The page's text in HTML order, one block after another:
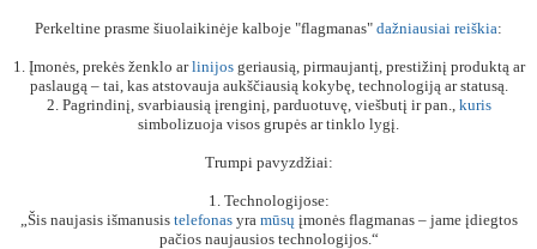
Perkeltine prasme šiuolaikinėje kalboje "flagmanas" dažniausiai reiškia:
1. Įmonės, prekės ženklo arlinijosgeriausią, pirmaujantį, prestižinį produktą ar
paslaugą – tai, kas atstovauja aukščiausią kokybę, technologiją ar statusą.
2. Pagrindinį, svarbiausią įrenginį, parduotuvę, viešbutį ir pan., kuris
simbolizuoja visos grupės ar tinklo lygį.
Trumpi pavyzdžiai:
1. Technologijose:
„Šis naujasis išmanusis telefonasyra mūsų įmonės flagmanas – jame įdiegtos
pačios naujausios technologijos.“